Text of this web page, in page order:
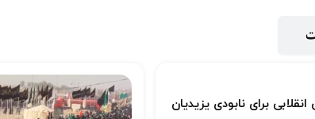
برای نابودی یزیدیان